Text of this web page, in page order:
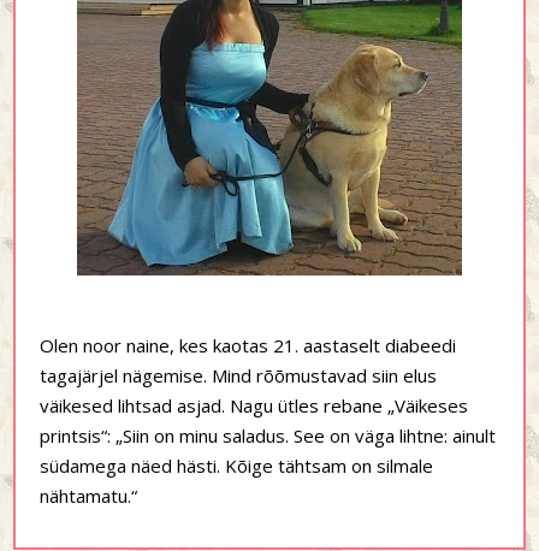
Olen noor naine, kes kaotas 21. aastaselt diabeedi
tagajärjel nägemise. Mind rõõmustavad siin elus
väikesed lihtsad asjad. Nagu ütles rebane „Väikeses
printsis“: „Siin on minu saladus. See on väga lihtne: ainult
südamega näed hästi. Kõige tähtsam on silmale
nähtamatu.“